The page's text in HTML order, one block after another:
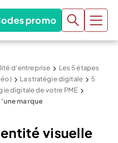
promo
d’entreprise
Les 5 étapes
La stratégie digitale
5
digitale de votre PME
marque
visuelle